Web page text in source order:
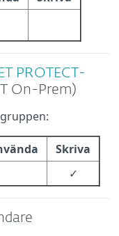
PROTECT-
On-Prem)
Skriva
✓